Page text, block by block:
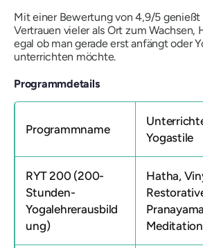
Mit einer Bewertung von 4,9/5 genießt
Vertrauen vieler als Ort zum Wachsen,
egal ob man gerade erst anfängt oder
unterrichten möchte.
Programmdetails
Programmname
Yogastile
RYT 200 (200-
Stunden-
Yogalehrerausbild
ung)
Hatha,
Meditation